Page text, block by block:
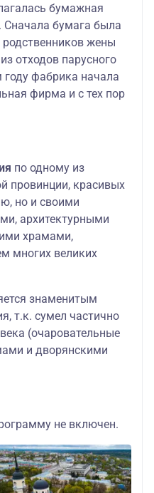
бумажная
бумага была
жены
отходов парусного
году фабрика начала
фирма и с тех пор
по одному из
провинции, красивых
но и своими
архитектурными
храмами,
многих великих
знаменитым
т.к. сумел частично
(очаровательные
и дворянскими
не включен.